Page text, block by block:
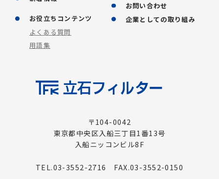
〒104-0042
東京都中央区入船三丁目1番13号
入船ニッコンビル8F
TEL.03-3552-2716 FAX.03-3552-0150
お役立ちコンテンツ
よくある質問
用語集
お問い合わせ
企業としての取り組み